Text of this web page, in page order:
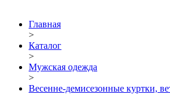
Главная
>
Каталог
>
Мужская одежда
>
Весенне-демисезонные куртки,